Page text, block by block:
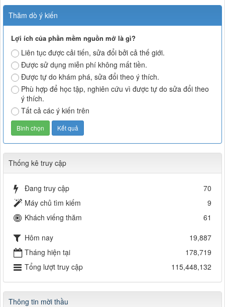
Thăm dò ý kiến
Lợi ích của phần mềm nguồn mở là gì?
Liên tục được cải tiến, sửa đổi bởi cả thế giới.
Được sử dụng miễn phí không mất tiền.
Được tự do khám phá, sửa đổi theo ý thích.
Phù hợp để học tập, nghiên cứu vì được tự do sửa đổi theo
ý thích.
Tất cả các ý kiến trên
Thống kê truy cập
Đang truy cập
70
Máy chủ tìm kiếm
9
Khách viếng thăm
61
Hôm nay
19,887
Tháng hiện tại
178,719
Tổng lượt truy cập
115,448,132
Thông tin mời thầu